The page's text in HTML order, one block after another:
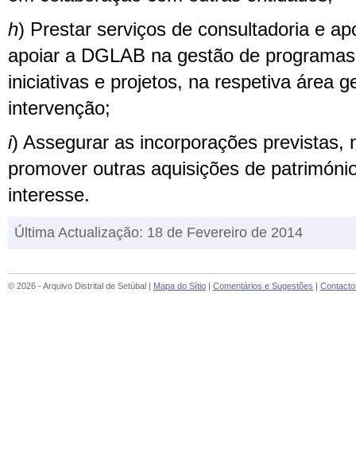
h) Prestar serviços de consultadoria e
apoiar a DGLAB na gestão de
iniciativas e projetos, na respetiva área
intervenção;
i) Assegurar as incorporações previstas,
promover outras aquisições de
interesse.
Última Actualização: 18 de Fevereiro de 2014
© 2026 - Arquivo Distrital de Setúbal | Mapa do Sítio | Comentários e Sugestões |